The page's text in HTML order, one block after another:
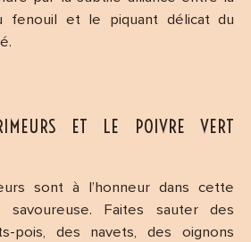
fenouil et le piquant délicat du
ET LE POIVRE VERT
sont à l’honneur dans cette
Faites sauter des
pois, des navets, des oignons